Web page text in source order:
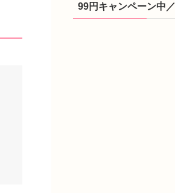
99円キャンペーン中／